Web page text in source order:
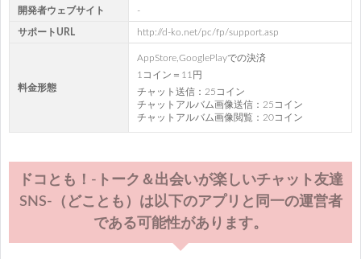
開発者ウェブサイト -
サポートURL http://d-ko.net/pc/fp/support.asp
料金形態
AppStore,GooglePlayでの決済
1コイン＝11円
チャット送信：25コイン
チャットアルバム画像送信：25コイン
チャットアルバム画像閲覧：20コイン
ドコとも！-トーク＆出会いが楽しいチャット友達
SNS-（どことも）は以下のアプリと同一の運営者
である可能性があります。